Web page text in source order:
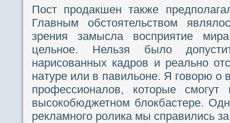
Пост продакшен также
Главным обстоятельством
зрения замысла восприятие
цельное. Нельзя было
нарисованных кадров и реально
натуре или в павильоне. Я говорю о
профессионалов, которые
высокобюджетном блокбастере.
рекламного ролика мы справились